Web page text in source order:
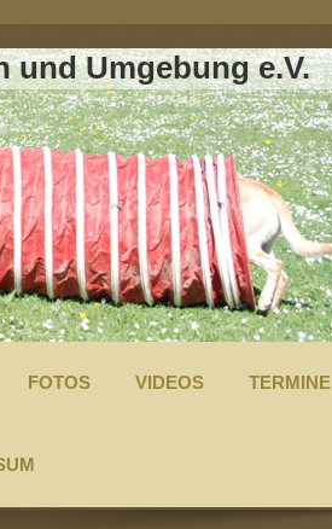
und Umgebung e.V.
FOTOS VIDEOS TERMINE